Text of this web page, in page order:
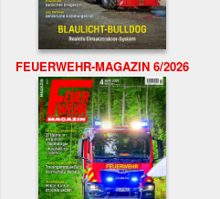
FEUERWEHR-MAGAZIN 6/2026